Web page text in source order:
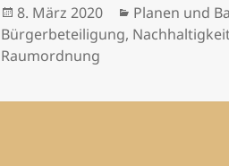
Veröffentlicht
am
8. März 2020 Kategorien
Planen und
Bürgerbeteiligung,
Raumordnung